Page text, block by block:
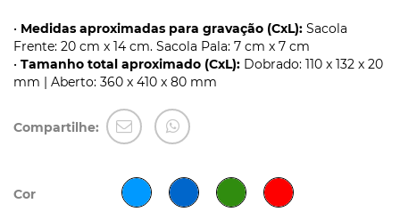
• Medidas aproximadas para gravação (CxL): Sacola
Frente: 20 cm x 14 cm. Sacola Pala: 7 cm x 7 cm
• Tamanho total aproximado (CxL): Dobrado: 110 x 132 x 20
mm | Aberto: 360 x 410 x 80 mm
Compartilhe:
Cor